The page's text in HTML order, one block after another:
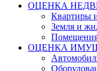
ОЦЕНКА
Квартиры
Земля и
ОЦЕНКА